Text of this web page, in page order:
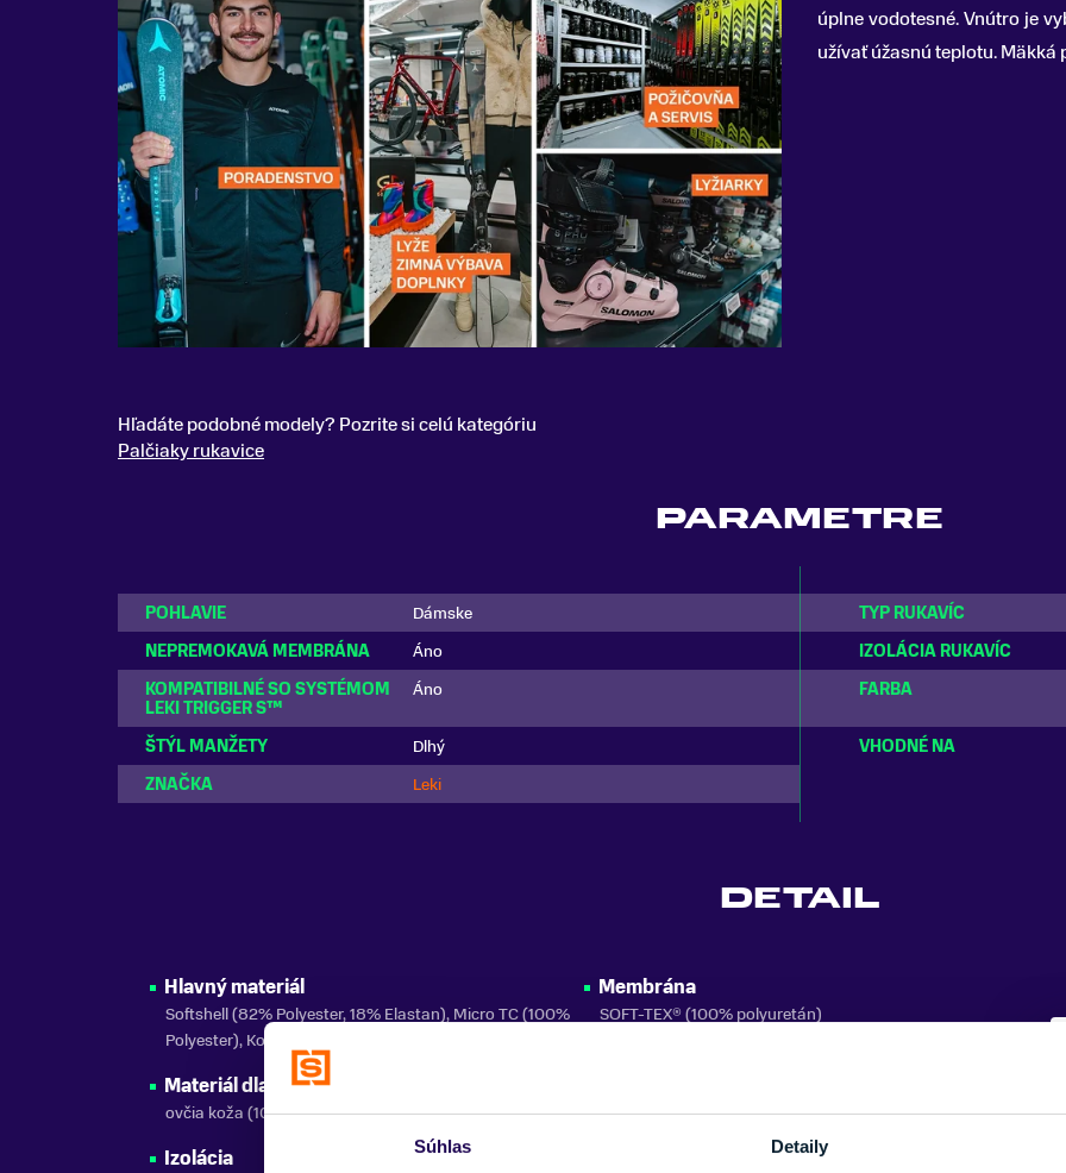
Súhlas Detaily
úplne vodotesné. Vnútro je
užívať úžasnú teplotu.
Hľadáte podobné modely? Pozrite si celú kategóriu
Palčiaky rukavice
PARAMETRE
POHLAVIE Dámske TYP RUKAVÍC
NEPREMOKAVÁ MEMBRÁNA
Áno IZOLÁCIA RUKAVÍC
KOMPATIBILNÉ SO SYSTÉMOM
LEKI TRIGGER S™
Áno FARBA
ŠTÝL MANŽETY Dlhý VHODNÉ NA
ZNAČKA
Leki
DETAIL
Hlavný materiál
Softshell (82% Polyester, 18% Elastan), Micro TC (100%
Polyester), Kožená aplikácia (100% Koža)
Materiál dlane
ovčia koža (100 % koža)
Izolácia
Membrána
SOFT-TEX® (100% polyuretán)
polyester)